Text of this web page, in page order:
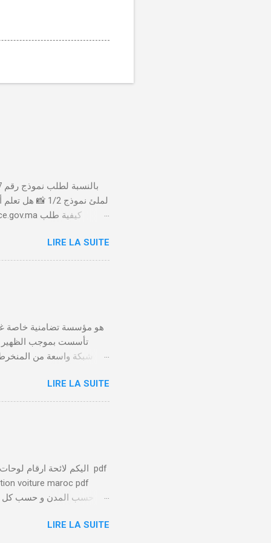
لملئ نموذج
الأداء 20 درهم عن طريق البطاقة البنكية. تأكيد العملية . استلام النموذج في مدة أقصاها 24 ساعة . 🤔
LIRE LA SUITE
يلعب الصندوق
توفير بيئة عمل صحية
يتم تسليط الضوء على
LIRE LA SUITE
voiture maroc pdf
LIRE LA SUITE